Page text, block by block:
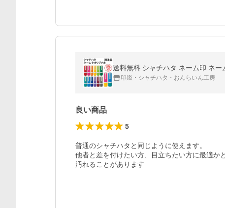
送料無料 シャチハタ ネーム印 ネ
印鑑・シャチハタ・おんらいん工房
良い商品
5
普通のシャチハタと同じように使えます。
他者と差を付けたい方、目立ちたい方に最適か
汚れることがあります